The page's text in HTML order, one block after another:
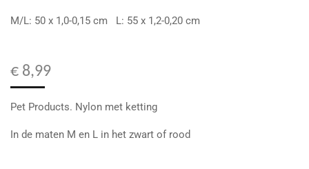
M/L: 50 x 1,0-0,15 cm L: 55 x 1,2-0,20 cm
€ 8,99
Pet Products. Nylon met ketting
In de maten M en L in het zwart of rood